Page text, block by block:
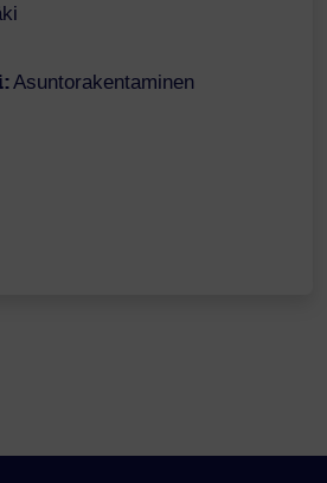
Asuntorakentaminen